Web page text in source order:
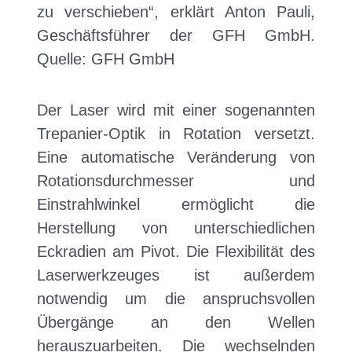
zu verschieben“, erklärt Anton Pauli,
Geschäftsführer der GFH GmbH.
Quelle: GFH GmbH
Der Laser wird mit einer sogenannten
Trepanier-Optik in Rotation versetzt.
Eine automatische Veränderung von
Rotationsdurchmesser und
Einstrahlwinkel ermöglicht die
Herstellung von unterschiedlichen
Eckradien am Pivot. Die Flexibilität des
Laserwerkzeuges ist außerdem
notwendig um die anspruchsvollen
Übergänge an den Wellen
herauszuarbeiten. Die wechselnden